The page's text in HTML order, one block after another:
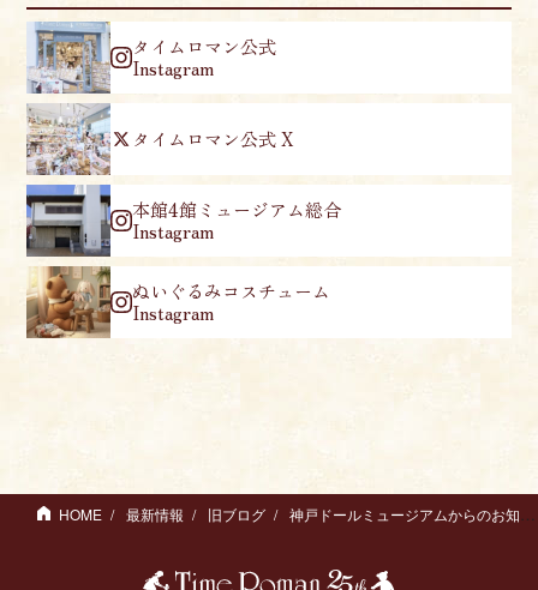
タイムロマン公式
Instagram
タイムロマン公式 X
本館4館ミュージアム総合
Instagram
ぬいぐるみコスチューム
Instagram
HOME 最新情報 旧ブログ 神戸ドールミュージアムからのお知らせ